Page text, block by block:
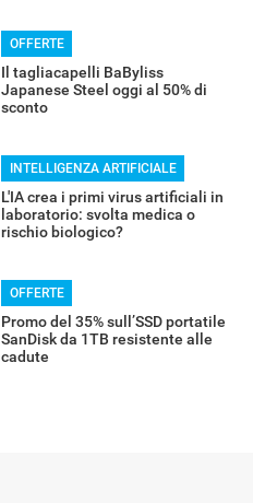
OFFERTE
Il tagliacapelli BaByliss
Japanese Steel oggi al 50% di
sconto
INTELLIGENZA ARTIFICIALE
L'IA crea i primi virus artificiali in
laboratorio: svolta medica o
rischio biologico?
OFFERTE
Promo del 35% sull’SSD portatile
SanDisk da 1TB resistente alle
cadute